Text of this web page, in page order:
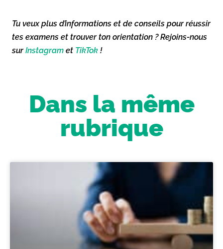
Tu veux plus d’informations et de conseils pour réussir
tes examens et trouver ton orientation ? Rejoins-nous
surInstagram et TikTok !
Dans la même
rubrique